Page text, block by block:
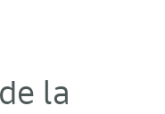
la